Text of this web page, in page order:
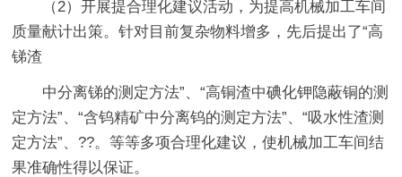
（2）开展提合理化建议活动，为提高机械加工车间
质量献计出策。针对目前复杂物料增多，先后提出了“高
锑渣
中分离锑的测定方法”、“高铜渣中碘化钾隐蔽铜的测
定方法”、“含钨精矿中分离钨的测定方法”、“吸水性渣测
定方法”、??。等等多项合理化建议，使机械加工车间结
果准确性得以保证。